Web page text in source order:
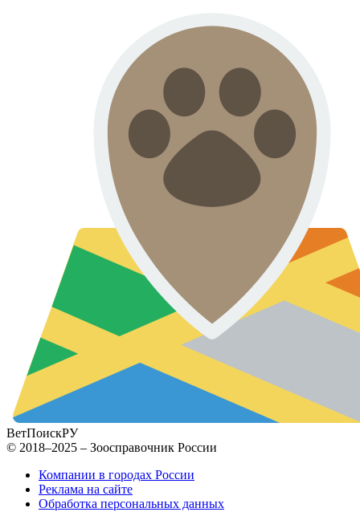
ВетПоискРУ
© 2018–2025 – Зоосправочник России
Компании в городах России
Реклама на сайте
Обработка персональных данных